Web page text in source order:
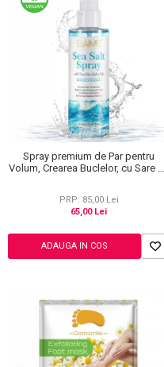
Spray premium de Par pentru
Volum, Crearea Buclelor, cu Sare de
PRP: 85,00 Lei
65,00 Lei
ADAUGA IN COS